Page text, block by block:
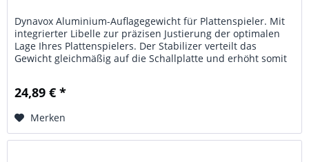
Dynavox Aluminium-Auflagegewicht für Plattenspieler. Mit
integrierter Libelle zur präzisen Justierung der optimalen
Lage Ihres Plattenspielers. Der Stabilizer verteilt das
Gewicht gleichmäßig auf die Schallplatte und erhöht somit
24,89 € *
Merken